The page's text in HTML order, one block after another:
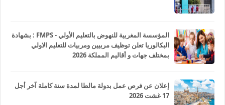
المؤسسة المغربية للنهوض بالتعليم الأولي - FMPS : بشهادة
البكالوريا تعلن توظيف مربيين ومربيات للتعليم الاولي
بمختلف جهات و أقاليم المملكة 2026
إعلان عن فرص عمل بدولة مالطا لمدة سنة كاملة آخر أجل
17 غشت 2026